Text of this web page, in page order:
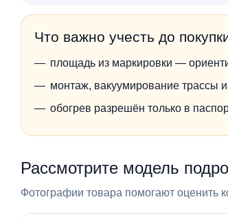
Что важно учесть до
площадь из маркировки —
монтаж, вакуумирование трассы
обогрев разрешён только в
Рассмотрите модель
Фотографии товара помогают оценить